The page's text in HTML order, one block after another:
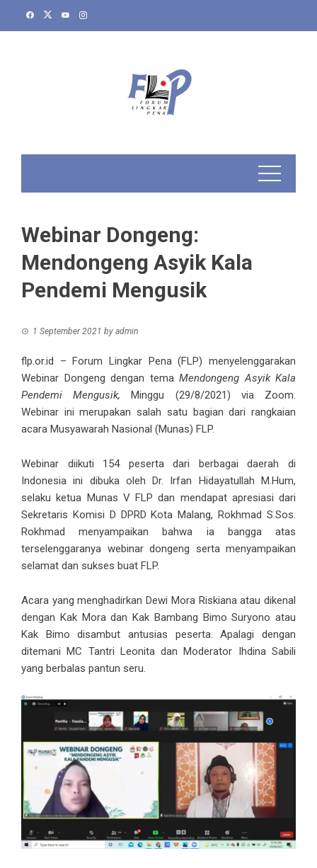
Webinar Dongeng:
Mendongeng Asyik Kala
Pendemi Mengusik
1 September 2021 by admin
flp.or.id – Forum Lingkar Pena (FLP) menyelenggarakan
Webinar Dongeng dengan tema Mendongeng Asyik Kala
Pendemi Mengusik, Minggu (29/8/2021) via Zoom.
Webinar ini merupakan salah satu bagian dari rangkaian
acara Musyawarah Nasional (Munas) FLP.
Webinar diikuti 154 peserta dari berbagai daerah di
Indonesia ini dibuka oleh Dr. Irfan Hidayatullah M.Hum,
selaku ketua Munas V FLP dan mendapat apresiasi dari
Sekretaris Komisi D DPRD Kota Malang, Rokhmad S.Sos.
Rokhmad menyampaikan bahwa ia bangga atas
terselenggaranya webinar dongeng serta menyampaikan
selamat dan sukses buat FLP.
Acara yang menghadirkan Dewi Mora Riskiana atau dikenal
dengan Kak Mora dan Kak Bambang Bimo Suryono atau
Kak Bimo disambut antusias peserta. Apalagi dengan
ditemani MC Tantri Leonita dan Moderator Ihdina Sabili
yang berbalas pantun seru.